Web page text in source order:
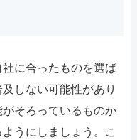
に合ったものを選ば
しない可能性があり
そろっているものか
うにしましょう。こ